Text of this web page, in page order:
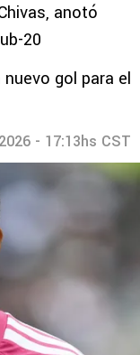
anotó
20
gol para el
- 17:13hs CST